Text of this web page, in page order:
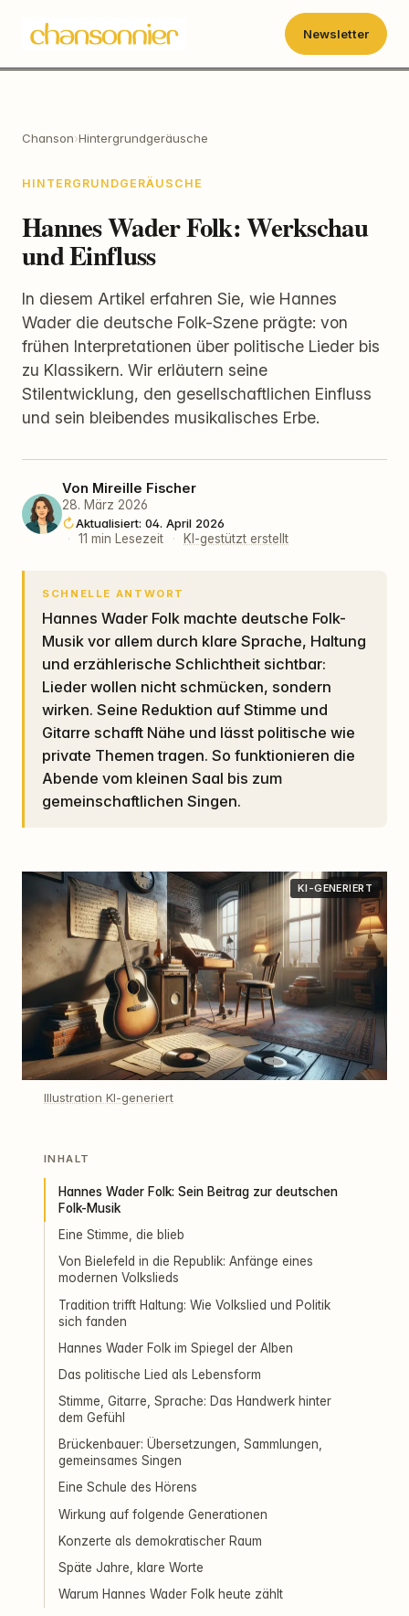
Newsletter
Chanson›Hintergrundgeräusche
HINTERGRUNDGERÄUSCHE
Hannes Wader Folk: Werkschau
und Einfluss
In diesem Artikel erfahren Sie, wie Hannes
Wader die deutsche Folk-Szene prägte: von
frühen Interpretationen über politische Lieder bis
zu Klassikern. Wir erläutern seine
Stilentwicklung, den gesellschaftlichen Einfluss
und sein bleibendes musikalisches Erbe.
Von Mireille Fischer
28. März 2026
Aktualisiert: 04. April 2026
·
11 min Lesezeit · KI-gestützt erstellt
SCHNELLE ANTWORT
Hannes Wader Folk machte deutsche Folk-
Musik vor allem durch klare Sprache, Haltung
und erzählerische Schlichtheit sichtbar:
Lieder wollen nicht schmücken, sondern
wirken. Seine Reduktion auf Stimme und
Gitarre schafft Nähe und lässt politische wie
private Themen tragen. So funktionieren die
Abende vom kleinen Saal bis zum
gemeinschaftlichen Singen.
KI-GENERIERT
Illustration KI-generiert
INHALT
Hannes Wader Folk: Sein Beitrag zur deutschen
Folk-Musik
Eine Stimme, die blieb
Von Bielefeld in die Republik: Anfänge eines
modernen Volkslieds
Tradition trifft Haltung: Wie Volkslied und Politik
sich fanden
Hannes Wader Folk im Spiegel der Alben
Das politische Lied als Lebensform
Stimme, Gitarre, Sprache: Das Handwerk hinter
dem Gefühl
Brückenbauer: Übersetzungen, Sammlungen,
gemeinsames Singen
Eine Schule des Hörens
Wirkung auf folgende Generationen
Konzerte als demokratischer Raum
Späte Jahre, klare Worte
Warum Hannes Wader Folk heute zählt